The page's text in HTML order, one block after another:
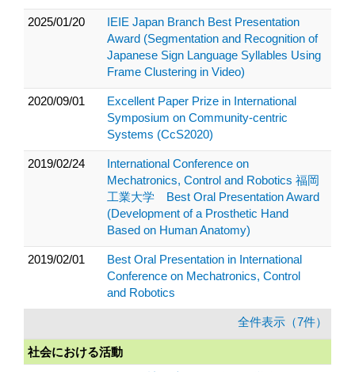
2025/01/20
IEIE Japan Branch Best Presentation
Award (Segmentation and Recognition of
Japanese Sign Language Syllables Using
Frame Clustering in Video)
2020/09/01
Excellent Paper Prize in International
Symposium on Community-centric
Systems (CcS2020)
2019/02/24
International Conference on
Mechatronics, Control and Robotics 福岡
工業大学 Best Oral Presentation Award
(Development of a Prosthetic Hand
Based on Human Anatomy)
2019/02/01
Best Oral Presentation in International
Conference on Mechatronics, Control
and Robotics
全件表示（7件）
社会における活動